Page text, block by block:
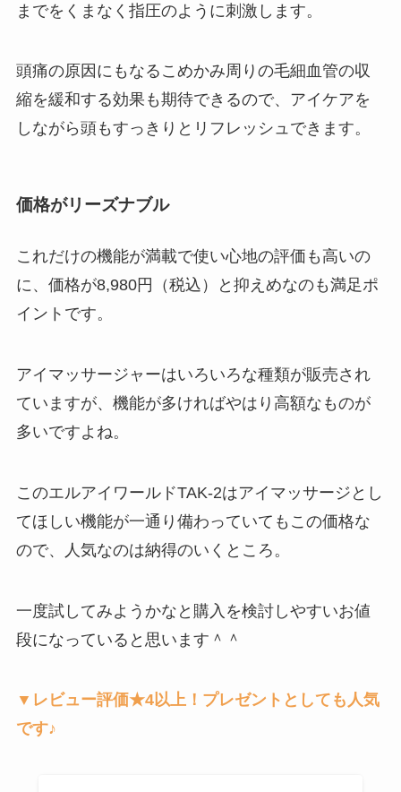
までをくまなく指圧のように刺激します。
頭痛の原因にもなるこめかみ周りの毛細血管の収
縮を緩和する効果も期待できるので、アイケアを
しながら頭もすっきりとリフレッシュできます。
価格がリーズナブル
これだけの機能が満載で使い心地の評価も高いの
に、価格が8,980円（税込）と抑えめなのも満足ポ
イントです。
アイマッサージャーはいろいろな種類が販売され
ていますが、機能が多ければやはり高額なものが
多いですよね。
このエルアイワールドTAK-2はアイマッサージとし
てほしい機能が一通り備わっていてもこの価格な
ので、人気なのは納得のいくところ。
一度試してみようかなと購入を検討しやすいお値
段になっていると思います＾＾
▼レビュー評価★4以上！プレゼントとしても人気
です♪